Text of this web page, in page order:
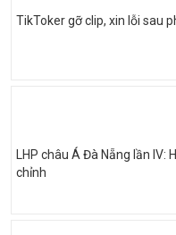
TikToker gỡ clip, xin lỗi sau
LHP châu Á Đà Nẵng lần IV:
chỉnh